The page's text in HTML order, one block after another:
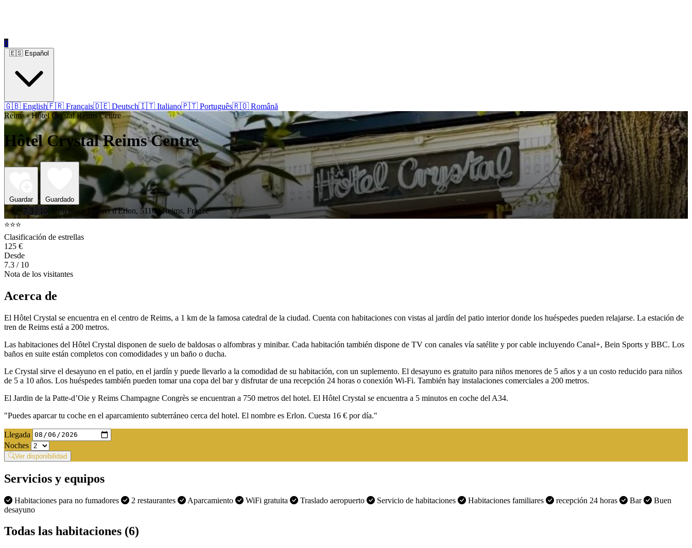
0
🇬🇧 English🇫🇷 Français🇩🇪 Deutsch🇮🇹 Italiano🇵🇹 Português🇷🇴 Română
Reims › Hôtel Crystal Reims Centre
Hôtel Crystal Reims Centre
Guardar Guardado
⭐⭐⭐ 7.3 / 10
86 place Drouet d'Erlon, 51100 Reims, France
⭐⭐⭐
Clasificación de estrellas
125 €
Desde
7.3 / 10
Nota de los visitantes
Acerca de
El Hôtel Crystal se encuentra en el centro de Reims, a 1 km de la famosa catedral de la ciudad. Cuenta con habitaciones con vistas al jardín del patio interior donde los huéspedes pueden relajarse. La estación de
tren de Reims está a 200 metros.
Las habitaciones del Hôtel Crystal disponen de suelo de baldosas o alfombras y minibar. Cada habitación también dispone de TV con canales vía satélite y por cable incluyendo Canal+, Bein Sports y BBC. Los
baños en suite están completos con comodidades y un baño o ducha.
Le Crystal sirve el desayuno en el patio, en el jardín y puede llevarlo a la comodidad de su habitación, con un suplemento. El desayuno es gratuito para niños menores de 5 años y a un costo reducido para niños
de 5 a 10 años. Los huéspedes también pueden tomar una copa del bar y disfrutar de una recepción 24 horas o conexión Wi-Fi. También hay instalaciones comerciales a 200 metros.
El Jardin de la Patte-d’Oie y Reims Champagne Congrès se encuentran a 750 metros del hotel. El Hôtel Crystal se encuentra a 5 minutos en coche del A34.
"Puedes aparcar tu coche en el aparcamiento subterráneo cerca del hotel. El nombre es Erlon. Cuesta 16 € por día."
Llegada
Noches
Ver disponibilidad
Servicios y equipos
Habitaciones para no fumadores 2 restaurantes Aparcamiento WiFi gratuita Traslado aeropuerto Servicio de habitaciones Habitaciones familiares recepción 24 horas Bar
Buen
desayuno
Todas las habitaciones (6)